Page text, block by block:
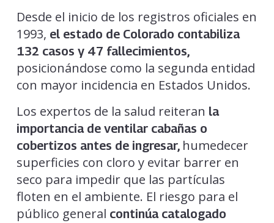
Desde el inicio de los registros oficiales en
1993, el estado de Colorado contabiliza
132 casos y 47 fallecimientos,
posicionándose como la segunda entidad
con mayor incidencia en Estados Unidos.
Los expertos de la salud reiteran la
importancia de ventilar cabañas o
cobertizos antes de ingresar, humedecer
superficies con cloro y evitar barrer en
seco para impedir que las partículas
floten en el ambiente. El riesgo para el
público general continúa catalogado